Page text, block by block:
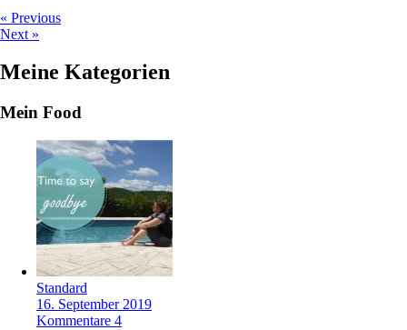
« Previous
Next »
Meine Kategorien
Mein Food
Standard
16. September 2019
Kommentare 4